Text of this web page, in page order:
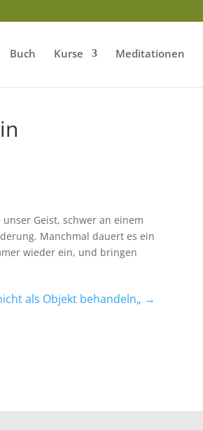
Buch Kurse Meditationen
Geist, schwer an einem
Manchmal dauert es ein
wieder ein, und bringen
als Objekt behandeln„ →